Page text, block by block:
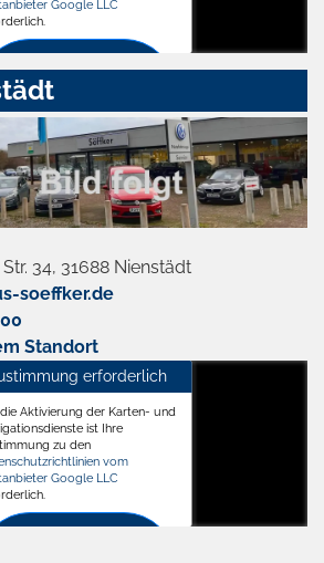
Google LLC
Zustimmen
aktivieren
34, 31688 Nienstädt
soeffker.de
Standort
31688 Nienstädt
erforderlich
Aktivierung der Karten- und
ist Ihre
zu den
vom
Google LLC